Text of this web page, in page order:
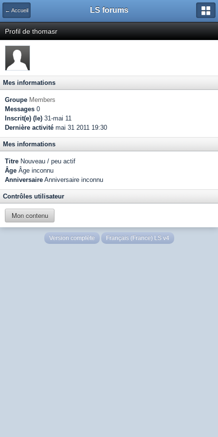
← Accueil LS forums
Profil de thomasr
Mes informations
Groupe Members
Messages 0
Inscrit(e) (le) 31-mai 11
Dernière activité mai 31 2011 19:30
Mes informations
Titre Nouveau / peu actif
Âge Âge inconnu
Anniversaire Anniversaire inconnu
Contrôles utilisateur
Mon contenu
Version complète Français (France) LS v4